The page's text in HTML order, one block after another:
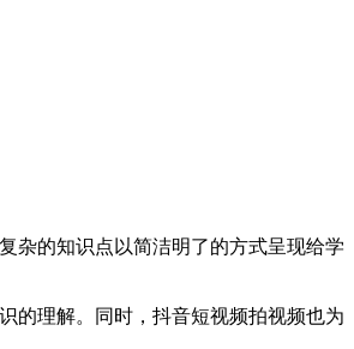
杂的知识点以简洁明了的方式呈现给学
理解。同时，抖音短视频拍视频也为